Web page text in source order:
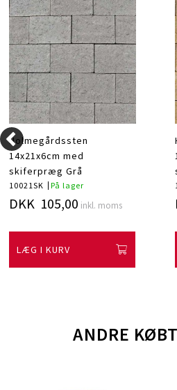
Holmegårdssten
14x21x6cm med
skiferpræg Grå
10021SK På lager
DKK 105,00 inkl. moms
LÆG I KURV
ANDRE